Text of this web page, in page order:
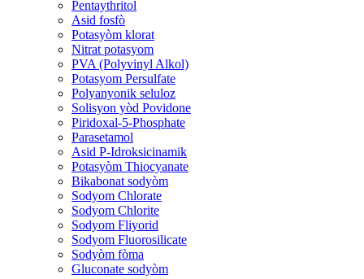
Pentaythritol
Asid fosfò
Potasyòm klorat
Nitrat potasyom
PVA (Polyvinyl Alkol)
Potasyom Persulfate
Polyanyonik seluloz
Solisyon yòd Povidone
Piridoxal-5-Phosphate
Parasetamol
Asid P-Idroksicinamik
Potasyòm Thiocyanate
Bikabonat sodyòm
Sodyom Chlorate
Sodyom Chlorite
Sodyom Fliyorid
Sodyom Fluorosilicate
Sodyòm fòma
Gluconate sodyòm